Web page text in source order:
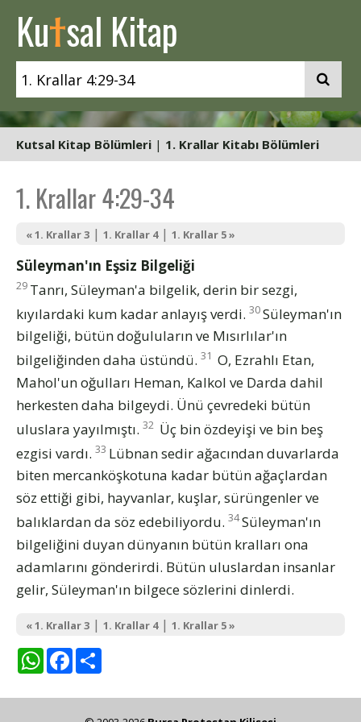
Kutsal Kitap
Kutsal Kitap Bölümleri | 1. Krallar Kitabı Bölümleri
1. Krallar 4:29-34
« 1. Krallar 3 | 1. Krallar 4| 1. Krallar 5 »
Süleyman'ın Eşsiz Bilgeliği
29 Tanrı, Süleyman'a bilgelik, derin bir sezgi,
kıyılardaki kum kadar anlayış verdi. 30Süleyman'ın
bilgeliği, bütün doğuluların ve Mısırlılar'ın
bilgeliğinden daha üstündü. 31 O, Ezrahlı Etan,
Mahol'un oğulları Heman, Kalkol ve Darda dahil
herkesten daha bilgeydi. Ünü çevredeki bütün
uluslara yayılmıştı. 32 Üç bin özdeyişi ve bin beş
ezgisi vardı. 33 Lübnan sedir ağacından duvarlarda
biten mercanköşkotuna kadar bütün ağaçlardan
söz ettiği gibi, hayvanlar, kuşlar, sürüngenler ve
balıklardan da söz edebiliyordu. 34Süleyman'ın
bilgeliğini duyan dünyanın bütün kralları ona
adamlarını gönderirdi. Bütün uluslardan insanlar
gelir, Süleyman'ın bilgece sözlerini dinlerdi.
« 1. Krallar 3 | 1. Krallar 4| 1. Krallar 5 »
WhatsAppFacebook